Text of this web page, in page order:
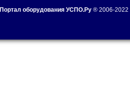
Портал оборудования УСПО.Ру ® 2006-2022